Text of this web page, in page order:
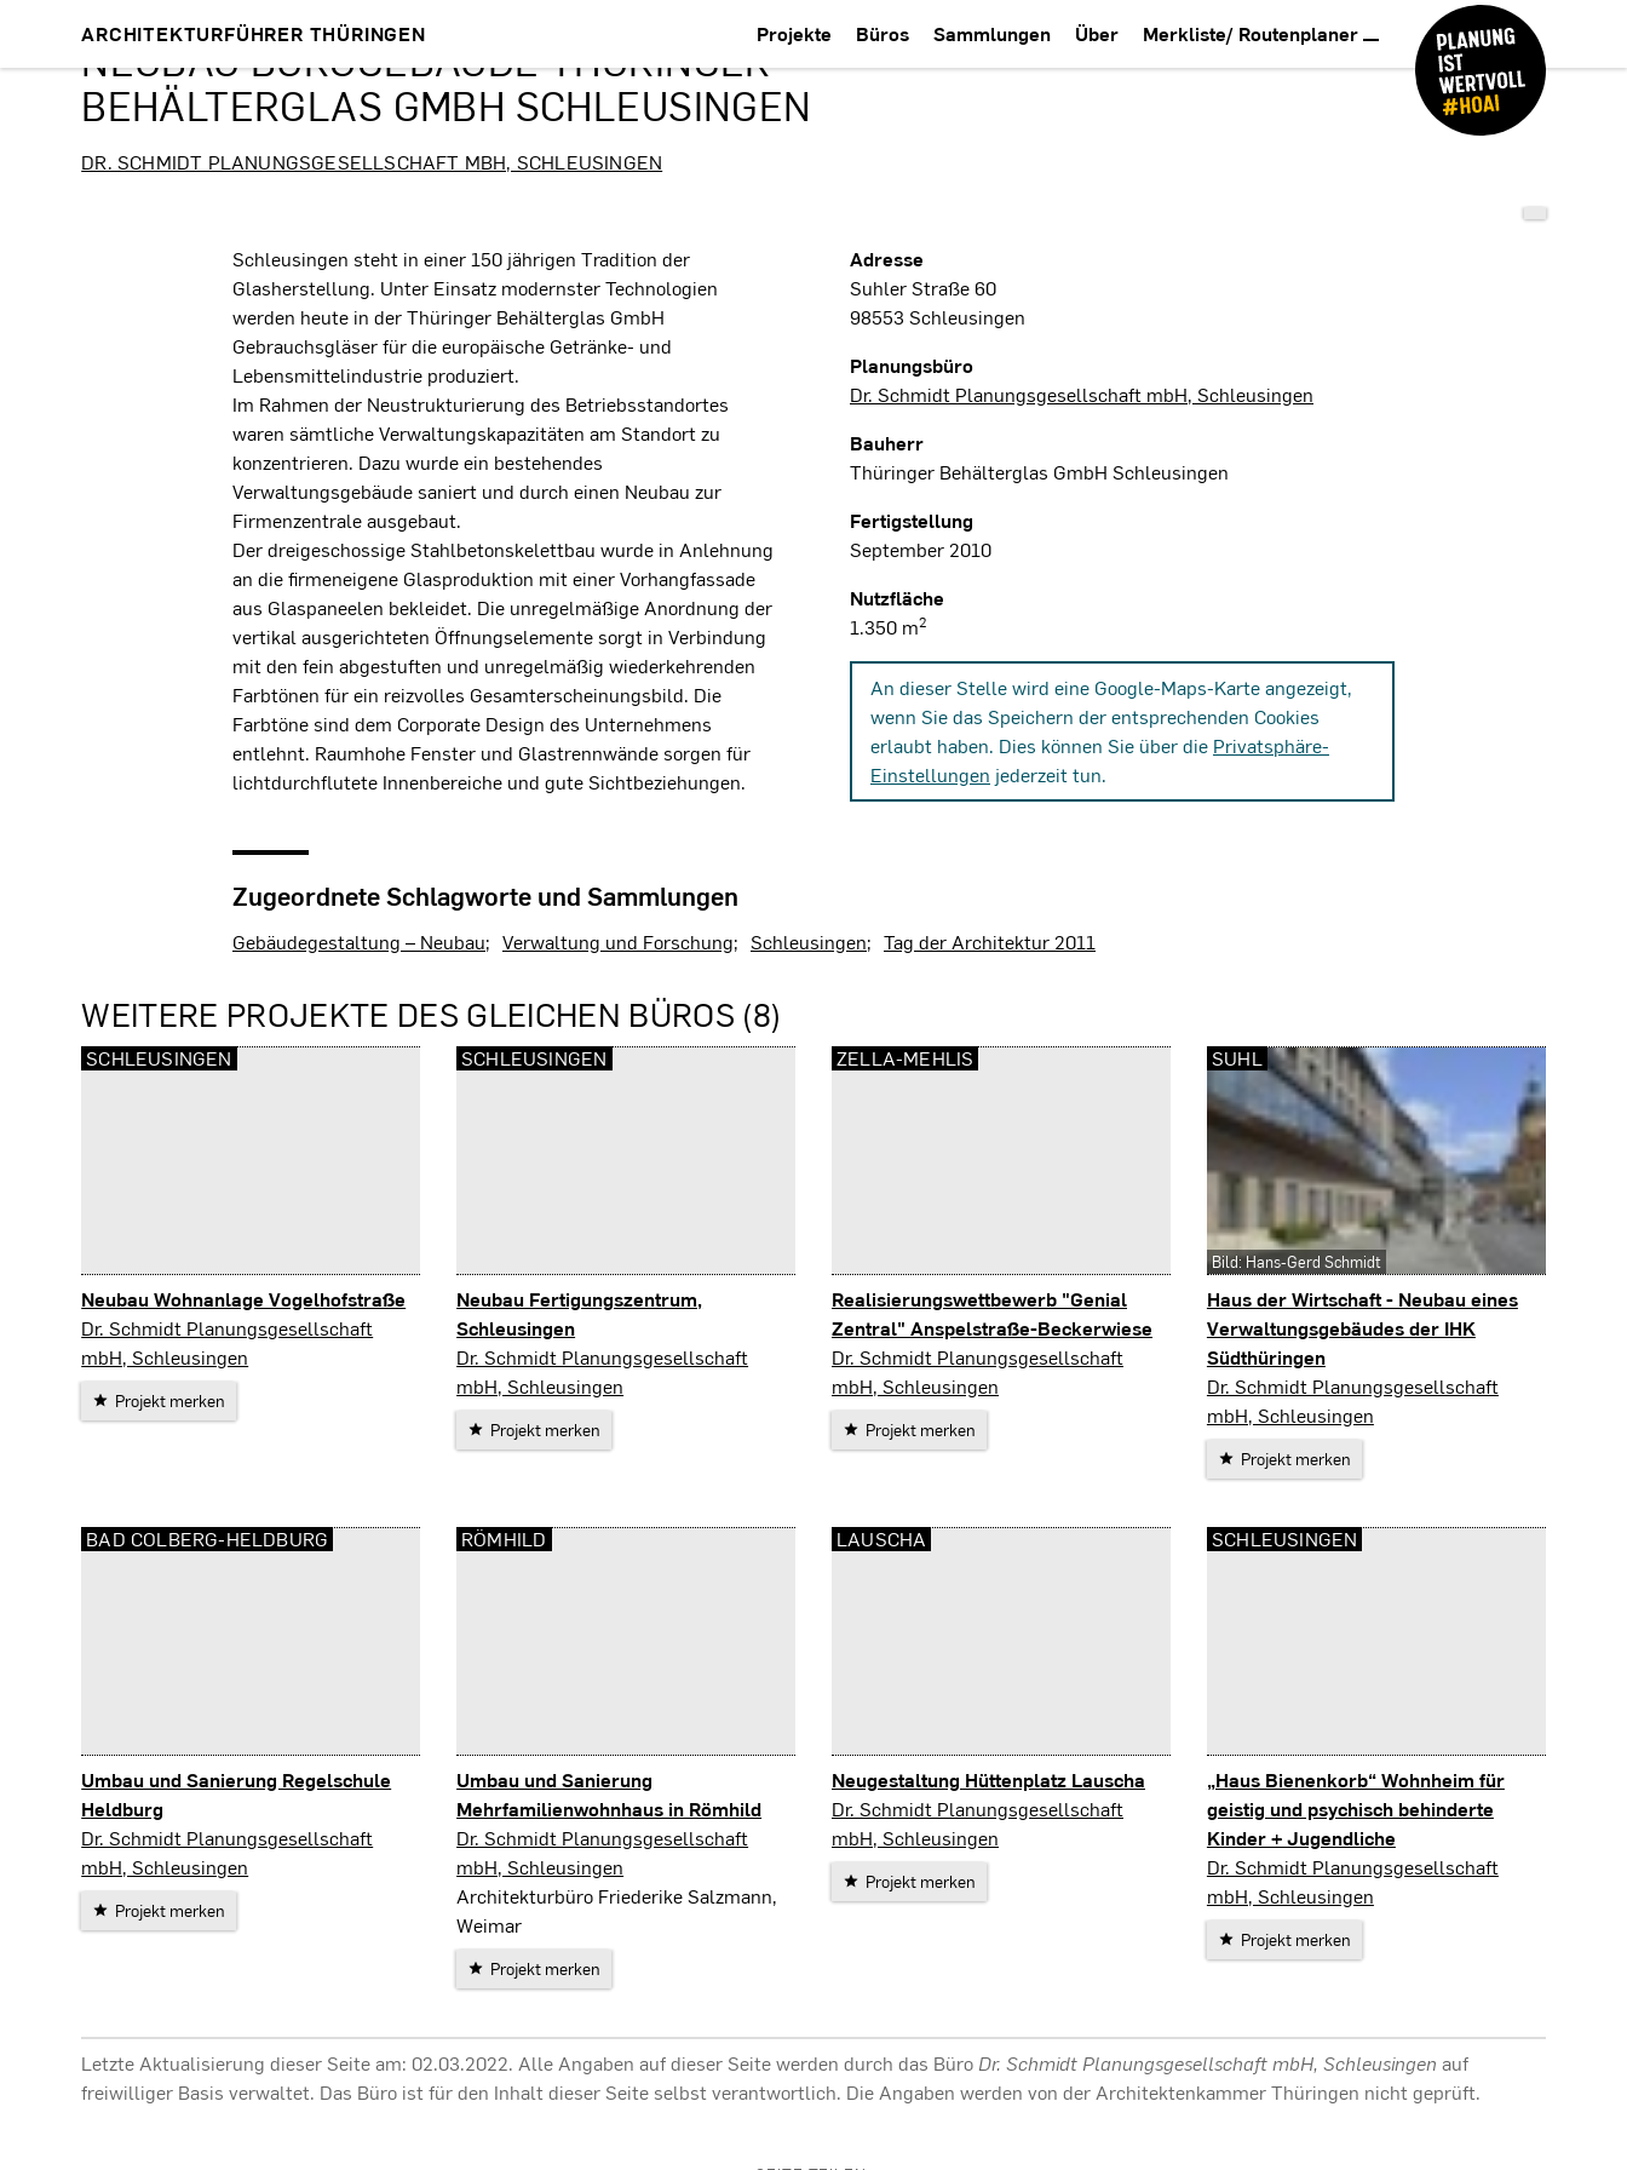
ARCHITEKTURFÜHRER THÜRINGEN Projekte Büros Sammlungen Über Merkliste/ Routenplaner
NEUBAU BÜROGEBÄUDE THÜRINGER
BEHÄLTERGLAS GMBH SCHLEUSINGEN
DR. SCHMIDT PLANUNGSGESELLSCHAFT MBH, SCHLEUSINGEN
Projektbeschreibung
Schleusingen steht in einer 150 jährigen Tradition der
Glasherstellung. Unter Einsatz modernster Technologien
werden heute in der Thüringer Behälterglas GmbH
Gebrauchsgläser für die europäische Getränke- und
Lebensmittelindustrie produziert.
Im Rahmen der Neustrukturierung des Betriebsstandortes
waren sämtliche Verwaltungskapazitäten am Standort zu
konzentrieren. Dazu wurde ein bestehendes
Verwaltungsgebäude saniert und durch einen Neubau zur
Firmenzentrale ausgebaut.
Der dreigeschossige Stahlbetonskelettbau wurde in Anlehnung
an die firmeneigene Glasproduktion mit einer Vorhangfassade
aus Glaspaneelen bekleidet. Die unregelmäßige Anordnung der
vertikal ausgerichteten Öffnungselemente sorgt in Verbindung
mit den fein abgestuften und unregelmäßig wiederkehrenden
Farbtönen für ein reizvolles Gesamterscheinungsbild. Die
Farbtöne sind dem Corporate Design des Unternehmens
entlehnt. Raumhohe Fenster und Glastrennwände sorgen für
lichtdurchflutete Innenbereiche und gute Sichtbeziehungen.
Projektdaten
Adresse
Suhler Straße 60
98553 Schleusingen
Planungsbüro
Dr. Schmidt Planungsgesellschaft mbH, Schleusingen
Bauherr
Thüringer Behälterglas GmbH Schleusingen
Fertigstellung
September 2010
Nutzfläche
1.350 m2
An dieser Stelle wird eine Google-Maps-Karte angezeigt,
wenn Sie das Speichern der entsprechenden Cookies
erlaubt haben. Dies können Sie über die Privatsphäre-
Einstellungen jederzeit tun.
Zugeordnete Schlagworte und Sammlungen
Gebäudegestaltung – Neubau Verwaltung und Forschung Schleusingen Tag der Architektur 2011
WEITERE PROJEKTE DES GLEICHEN BÜROS (8)
Neubau Wohnanlage Vogelhofstraße
Schleusingen
Dr. Schmidt Planungsgesellschaft
mbH, Schleusingen
Projekt merken
SCHLEUSINGEN
Neubau Fertigungszentrum,
Schleusingen
Schleusingen
Dr. Schmidt Planungsgesellschaft
mbH, Schleusingen
Projekt merken
SCHLEUSINGEN
Realisierungswettbewerb "Genial
Zentral" Anspelstraße-Beckerwiese
Zella-Mehlis
Dr. Schmidt Planungsgesellschaft
mbH, Schleusingen
Projekt merken
ZELLA-MEHLIS
Haus der Wirtschaft - Neubau eines
Verwaltungsgebäudes der IHK
Südthüringen
Suhl
Dr. Schmidt Planungsgesellschaft
mbH, Schleusingen
Projekt merken
SUHL
Bild: Hans-Gerd Schmidt
Umbau und Sanierung Regelschule
Heldburg
Bad Colberg-Heldburg
Dr. Schmidt Planungsgesellschaft
mbH, Schleusingen
Projekt merken
BAD COLBERG-HELDBURG
Umbau und Sanierung
Mehrfamilienwohnhaus in Römhild
Römhild
Dr. Schmidt Planungsgesellschaft
mbH, Schleusingen
Architekturbüro Friederike Salzmann,
Weimar
Projekt merken
RÖMHILD
Neugestaltung Hüttenplatz Lauscha
Lauscha
Dr. Schmidt Planungsgesellschaft
mbH, Schleusingen
Projekt merken
LAUSCHA
„Haus Bienenkorb“ Wohnheim für
geistig und psychisch behinderte
Kinder + Jugendliche
Schleusingen
Dr. Schmidt Planungsgesellschaft
mbH, Schleusingen
Projekt merken
SCHLEUSINGEN
Letzte Aktualisierung dieser Seite am: 02.03.2022. Alle Angaben auf dieser Seite werden durch das Büro Dr. Schmidt Planungsgesellschaft mbH, Schleusingen auf
freiwilliger Basis verwaltet. Das Büro ist für den Inhalt dieser Seite selbst verantwortlich. Die Angaben werden von der Architektenkammer Thüringen nicht geprüft.